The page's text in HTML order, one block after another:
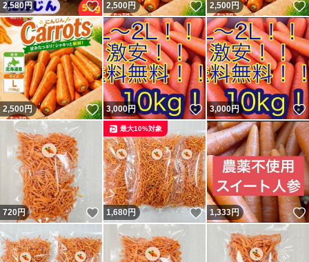
2,580円 いいね！
2,500円 いいね！
2,500円
2,500円 いいね！
3,000円 いいね！
3,000円
720円 いいね！
1,680円 いいね！
最大10%対象
1,333円